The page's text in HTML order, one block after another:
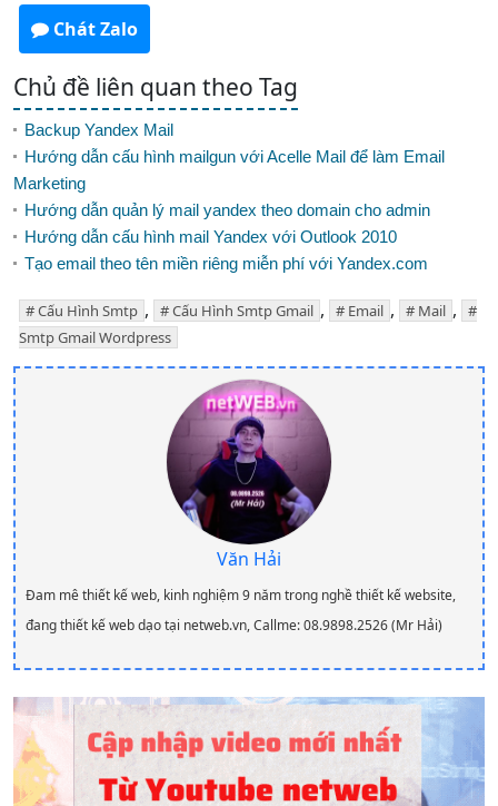
Chát Zalo
Chủ đề liên quan theo Tag
Backup Yandex Mail
Hướng dẫn cấu hình mailgun với Acelle Mail để làm Email
Marketing
Hướng dẫn quản lý mail yandex theo domain cho admin
Hướng dẫn cấu hình mail Yandex với Outlook 2010
Tạo email theo tên miền riêng miễn phí với Yandex.com
Cấu Hình Smtp , Cấu Hình Smtp Gmail , Email , Mail ,
Smtp Gmail Wordpress
Văn Hải
Đam mê thiết kế web, kinh nghiệm 9 năm trong nghề thiết kế website,
đang thiết kế web dạo tại netweb.vn, Callme: 08.9898.2526 (Mr Hải)